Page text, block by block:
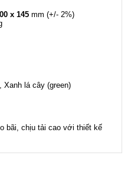
x 145 mm (+/- 2%)
Xanh lá cây (green)
chịu tải cao với thiết kế